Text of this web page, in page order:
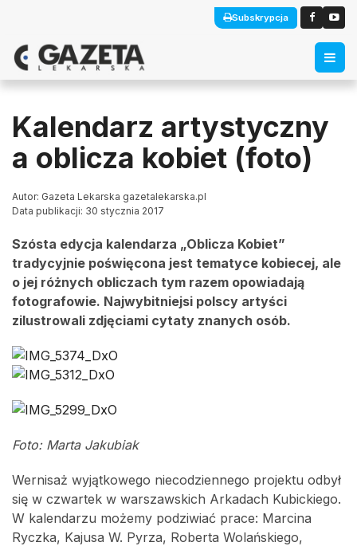
Subskrypcja
Kalendarz artystyczny
a oblicza kobiet (foto)
Autor: Gazeta Lekarska gazetalekarska.pl
Data publikacji: 30 stycznia 2017
Szósta edycja kalendarza „Oblicza Kobiet”
tradycyjnie poświęcona jest tematyce kobiecej, ale
o jej różnych obliczach tym razem opowiadają
fotografowie. Najwybitniejsi polscy artyści
zilustrowali zdjęciami cytaty znanych osób.
Foto: Marta Jakubiak
Wernisaż wyjątkowego niecodziennego projektu odbył
się w czwartek w warszawskich Arkadach Kubickiego.
W kalendarzu możemy podziwiać prace: Marcina
Ryczka, Kajusa W. Pyrza, Roberta Wolańskiego,